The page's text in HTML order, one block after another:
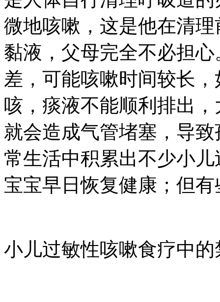
微地咳嗽，这是他在清
黏液，父母完全不必担
差，可能咳嗽时间较长
咳，痰液不能顺利排出
就会造成气管堵塞，导
常生活中积累出不少小
宝宝早日恢复健康；但
小儿过敏性咳嗽食疗中